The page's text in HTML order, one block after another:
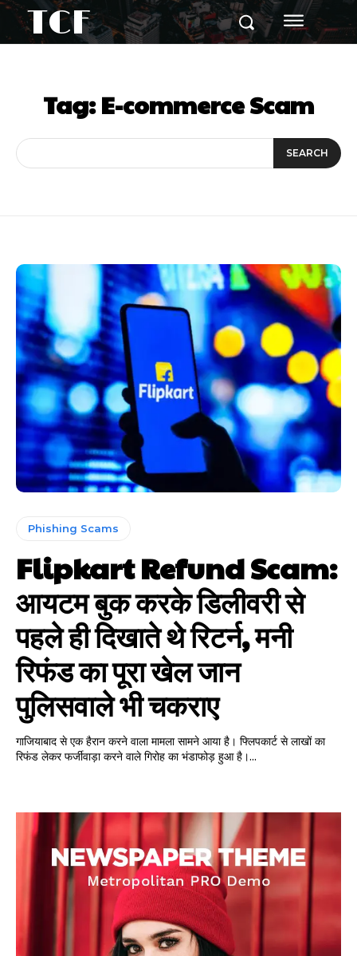
TCF
Tag:E-commerce Scam
SEARCH
Phishing Scams
Flipkart Refund Scam:
आयटम बुक करके डिलीवरी से
पहले ही दिखाते थे रिटर्न, मनी
रिफंड का पूरा खेल जान
पुलिसवाले भी चकराए
गाजियाबाद से एक हैरान करने वाला मामला सामने आया है। फ्लिपकार्ट से लाखों का
रिफंड लेकर फर्जीवाड़ा करने वाले गिरोह का भंडाफोड़ हुआ है।...